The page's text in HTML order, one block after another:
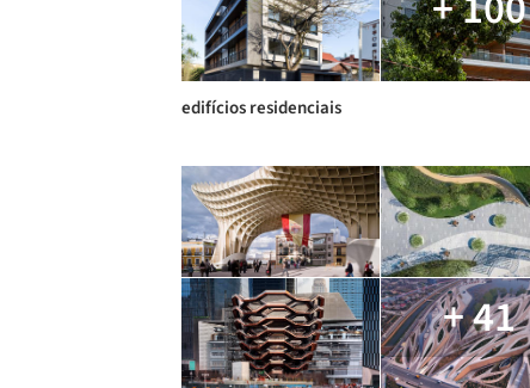
edifícios residenciais
+ 41